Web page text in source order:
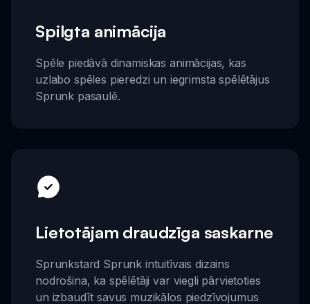
Spilgta animācija
Spēle piedāvā dinamiskas animācijas, kas
uzlabo spēles pieredzi un iegrimsta spēlētājus
Sprunk pasaulē.
Lietotājam draudzīga saskarne
Sprunkstard Sprunk intuitīvais dizains
nodrošina, ka spēlētāji var viegli pārvietoties
un izbaudīt savus muzikālos piedzīvojumus